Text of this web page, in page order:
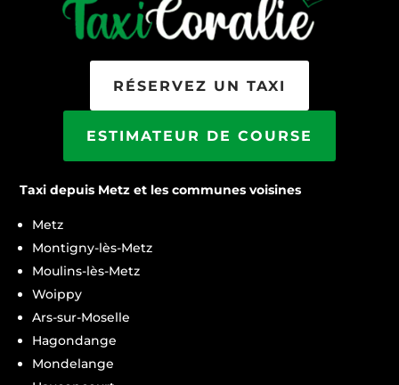
RÉSERVEZ UN TAXI
ESTIMATEUR DE COURSE
Taxi depuis Metz et les communes voisines
Metz
Montigny-lès-Metz
Moulins-lès-Metz
Woippy
Ars-sur-Moselle
Hagondange
Mondelange